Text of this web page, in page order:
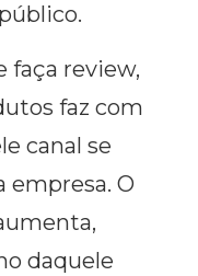
faça review,
faz com
canal se
O
daquele